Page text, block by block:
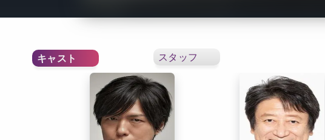
スタッフ
キャスト